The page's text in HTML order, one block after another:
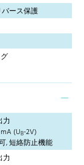
バース保護
力
(UB-2V)
, 短絡防止機能
力